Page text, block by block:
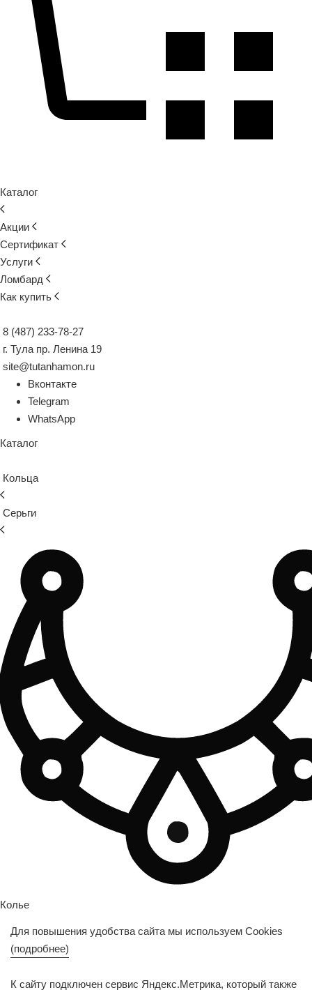
Каталог
Акции
Сертификат
Услуги
Ломбард
Как купить
8 (487) 233-78-27
г. Тула пр. Ленина 19
site@tutanhamon.ru
Вконтакте
Telegram
WhatsApp
Каталог
Кольца
Серьги
Колье
Подвески
Для повышения удобства сайта мы используем Cookies
(подробнее)
К сайту подключен сервис Яндекс.Метрика, который также